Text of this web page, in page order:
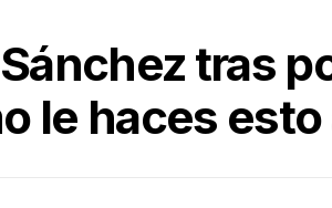
tras
le haces